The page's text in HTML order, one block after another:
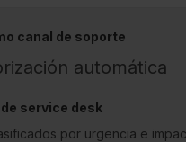
automática
por urgencia e